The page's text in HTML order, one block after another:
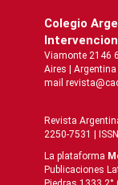
Colegio
Viamonte 2146
Aires |
mail
Revista
2250-7531 |
La plataforma
Publicaciones